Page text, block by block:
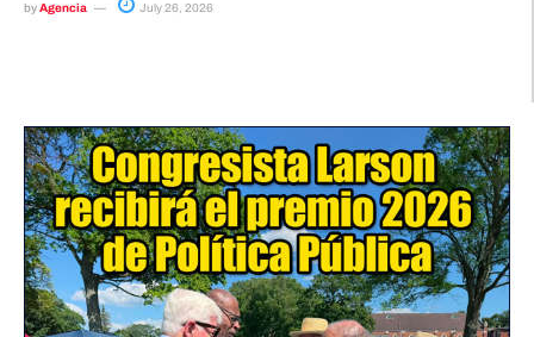
byAgencia July 26, 2026